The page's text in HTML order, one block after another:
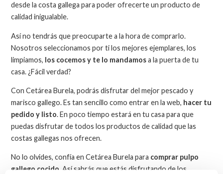
desde la costa gallega para poder ofrecerte un producto de
calidad inigualable.
Así no tendrás que preocuparte a la hora de comprarlo.
Nosotros seleccionamos por ti los mejores ejemplares, los
limpiamos, los cocemos y te lo mandamosa la puerta de tu
casa. ¿Fácil verdad?
Con Cetárea Burela, podrás disfrutar del mejor pescado y
marisco gallego. Es tan sencillo como entrar en la web, hacer tu
pedido y listo. En poco tiempo estará en tu casa para que
puedas disfrutar de todos los productos de calidad que las
costas gallegas nos ofrecen.
No lo olvides, confía en Cetárea Burela para comprar pulpo
gallego cocido. Así sabrás que estás disfrutando de los